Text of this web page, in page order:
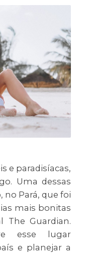
e paradisíacas,
Uma dessas
no Pará, que foi
mais bonitas
The Guardian.
esse lugar
e planejar a